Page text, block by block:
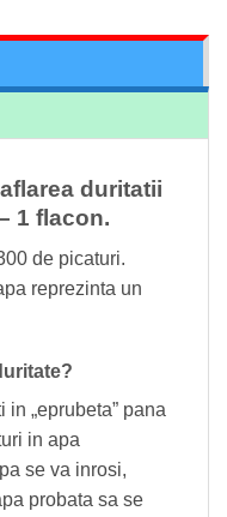
duritatii
1 flacon.
de picaturi.
reprezinta un
„eprubeta” pana
in apa
se va inrosi,
probata sa se